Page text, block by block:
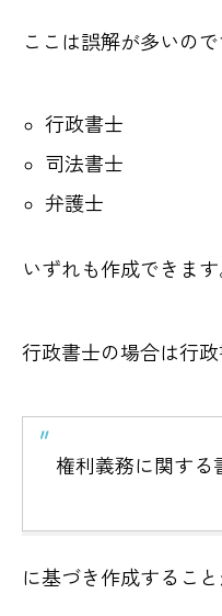
ここは誤解が多いの
行政書士
司法書士
弁護士
いずれも作成できます
行政書士の場合は行
権利義務に関する
に基づき作成すること